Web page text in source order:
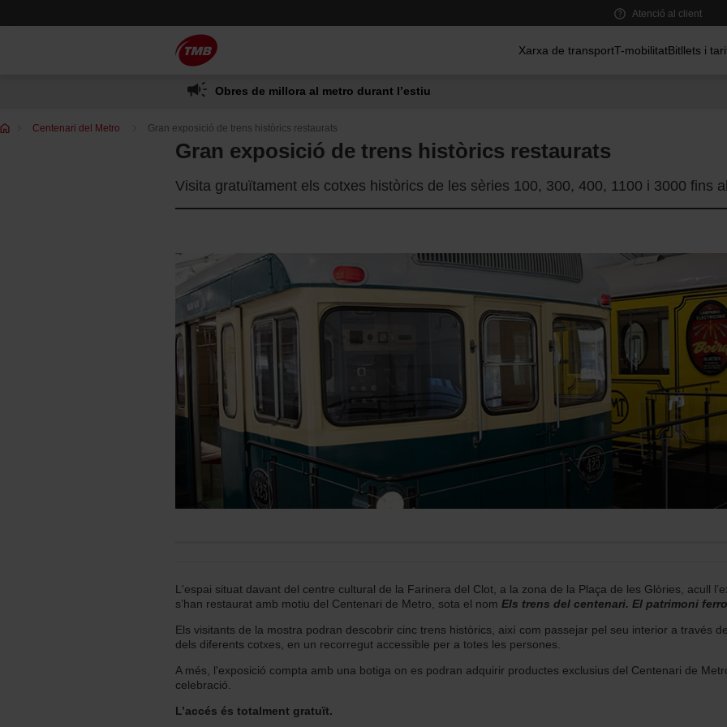
al
contingut
Atenció al client
Xarxa de transportT-mobilitatBitllets i
Obres de millora al metro durant l’estiu
Et
Centenari del Metro Gran exposició de trens històrics restaurats
Gran exposició de trens històrics restaurats
Visita gratuïtament els cotxes històrics de les sèries 100, 300, 400, 1100 i 3000 fins
L'espai situat davant del centre cultural de la Farinera del Clot, a la zona de la Plaça de les Glòries, acull
s’han restaurat amb motiu del Centenari de Metro, sota el nom Els trens del centenari. El patrimoni
Els visitants de la mostra podran descobrir cinc trens històrics, així com passejar pel seu interior a través
dels diferents cotxes, en un recorregut accessible per a totes les persones.
A més, l'exposició compta amb una botiga on es podran adquirir productes exclusius del Centenari de
celebració.
L’accés és totalment gratuït.